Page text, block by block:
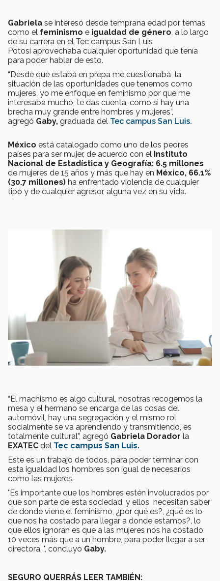
Gabriela se interesó desde temprana edad por temas
como el feminismo e igualdad de género, a lo largo
de su carrera en el Tec campus San Luis
Potosí aprovechaba cualquier oportunidad que tenía
para poder hablar de esto.
“Desde que estaba en prepa me cuestionaba la
situación de las oportunidades que tenemos como
mujeres, yo me enfoque en feminismo por que me
interesaba mucho, te das cuenta, como si hay una
brecha muy grande entre hombres y mujeres”,
agregó Gaby, graduada del Tec campus San Luis.
México está catalogado como uno de los peores
países para ser mujer, de acuerdo con el Instituto
Nacional de Estadística y Geografía: 6.5 millones
de mujeres de 15 años y más que hay en México, 66.1%
(30.7 millones) ha enfrentado violencia de cualquier
tipo y de cualquier agresor, alguna vez en su vida.
“El machismo es algo cultural, nosotras recogemos la
mesa y el hermano se encarga de las cosas del
automóvil, hay una segregación y el mismo rol
socialmente se va aprendiendo y transmitiendo, es
totalmente cultural”, agregó Gabriela Dorador la
EXATEC del Tec campus San Luis.
Este es un trabajo de todos, para poder terminar con
esta igualdad los hombres son igual de necesarios
como las mujeres.
"Es importante que los hombres estén involucrados por
que son parte de esta sociedad, y ellos necesitan saber
de donde viene el feminismo, ¿por qué es?, ¿qué es lo
que nos ha costado para llegar a donde estamos?, lo
que ellos ignoran es que a las mujeres nos ha costado
10 veces más que a un hombre, para poder llegar a ser
directora. ", concluyó Gaby.
SEGURO QUERRÁS LEER TAMBIÉN: